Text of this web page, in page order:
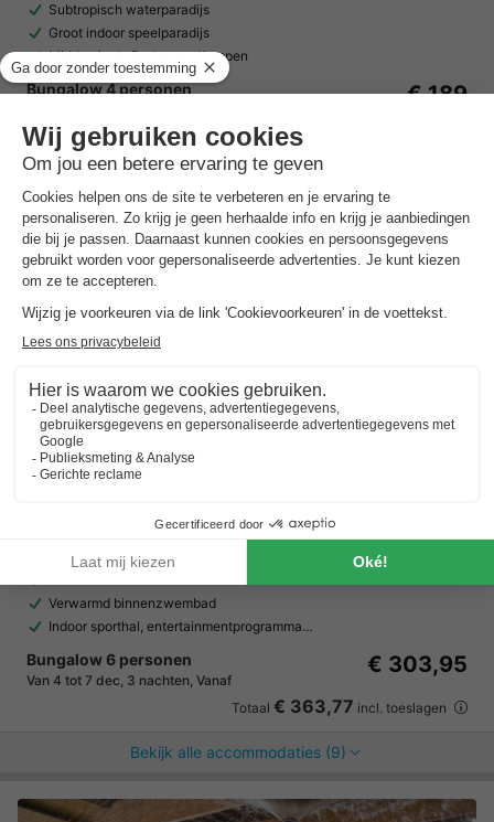
Subtropisch waterparadijs
Groot indoor speelparadijs
Midden in de Brabantse Kempen
Bungalow 4 personen € 189
Totaal € 272,90
8.0 Zeer goed
Verwarmd binnenzwembad
Indoor sporthal, entertainmentprogramma…
Bungalow 6 personen
Van 4 tot 7 dec, 3 nachten, Vanaf
€ 303,95
Totaal € 363,77 incl. toeslagen
Bekijk alle accommodaties (9)